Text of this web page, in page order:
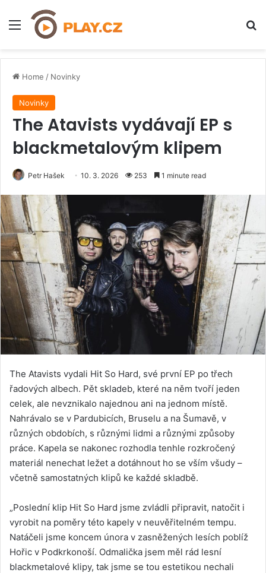
Menu
Home / Novinky
Novinky
The Atavists vydávají EP s
blackmetalovým klipem
Petr Hašek 10. 3. 2026 253 1 minute read
The Atavists vydali Hit So Hard, své první EP po třech
řadových albech. Pět skladeb, které na něm tvoří jeden
celek, ale nevznikalo najednou ani na jednom místě.
Nahrávalo se v Pardubicích, Bruselu a na Šumavě, v
různých obdobích, s různými lidmi a různými způsoby
práce. Kapela se nakonec rozhodla tenhle rozkročený
materiál nenechat ležet a dotáhnout ho se vším všudy –
včetně samostatných klipů ke každé skladbě.
„Poslední klip Hit So Hard jsme zvládli připravit, natočit i
vyrobit na poměry této kapely v neuvěřitelném tempu.
Natáčeli jsme koncem února v zasněžených lesích poblíž
Hořic v Podkrkonoší. Odmalička jsem měl rád lesní
blackmetalové klipy, tak jsme se tou estetikou nechali